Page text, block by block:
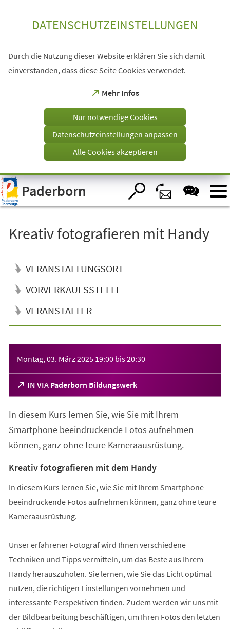
Visuelle
Assistenzsoftware
öffnen.
DATENSCHUTZEINSTELLUNGEN
Durch die Nutzung dieser Website erklären Sie sich damit
einverstanden, dass diese Seite Cookies verwendet.
Mehr Infos
(Öffnet
einem
Tab)
Nur notwendige Cookies
Datenschutzeinstellungen anpassen
Alle Cookies akzeptieren
Paderborn
Kreativ fotografieren mit Handy
VERANSTALTUNGSORT
VORVERKAUFSSTELLE
VERANSTALTER
Montag, 03. März 2025 19:00 bis20:30
IN VIA Paderborn Bildungswerk
(Öffnet
in
neuen
Tab)
In diesem Kurs lernen Sie, wie Sie mit Ihrem
Smartphone beeindruckende Fotos aufnehmen
können, ganz ohne teure Kameraausrüstung.
Kreativ fotografieren mit dem Handy
In diesem Kurs lernen Sie, wie Sie mit Ihrem Smartphone
beeindruckende Fotos aufnehmen können, ganz ohne teure
Kameraausrüstung.
Unser erfahrener Fotograf wird Ihnen verschiedene
Techniken und Tipps vermitteln, um das Beste aus Ihrem
Handy herauszuholen. Sie lernen, wie Sie das Licht optimal
nutzen, die richtigen Einstellungen vornehmen und
interessante Perspektiven finden. Zudem werden wir uns mit
der Bildbearbeitung beschäftigen, um Ihren Fotos den letzten